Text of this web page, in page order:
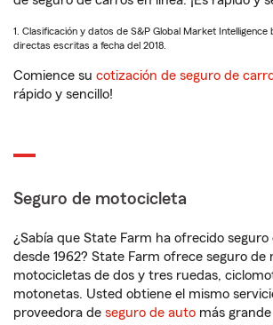
1. Clasificación y datos de S&P Global Market
directas escritas a fecha del 2018.
Comience su cotización de seguro de
rápido y sencillo!
Seguro de motocicleta
¿Sabía que State Farm ha ofrecido
desde 1962? State Farm ofrece seguro de
motocicletas de dos y tres ruedas,
motonetas. Usted obtiene el mismo
proveedora de seguro de auto más